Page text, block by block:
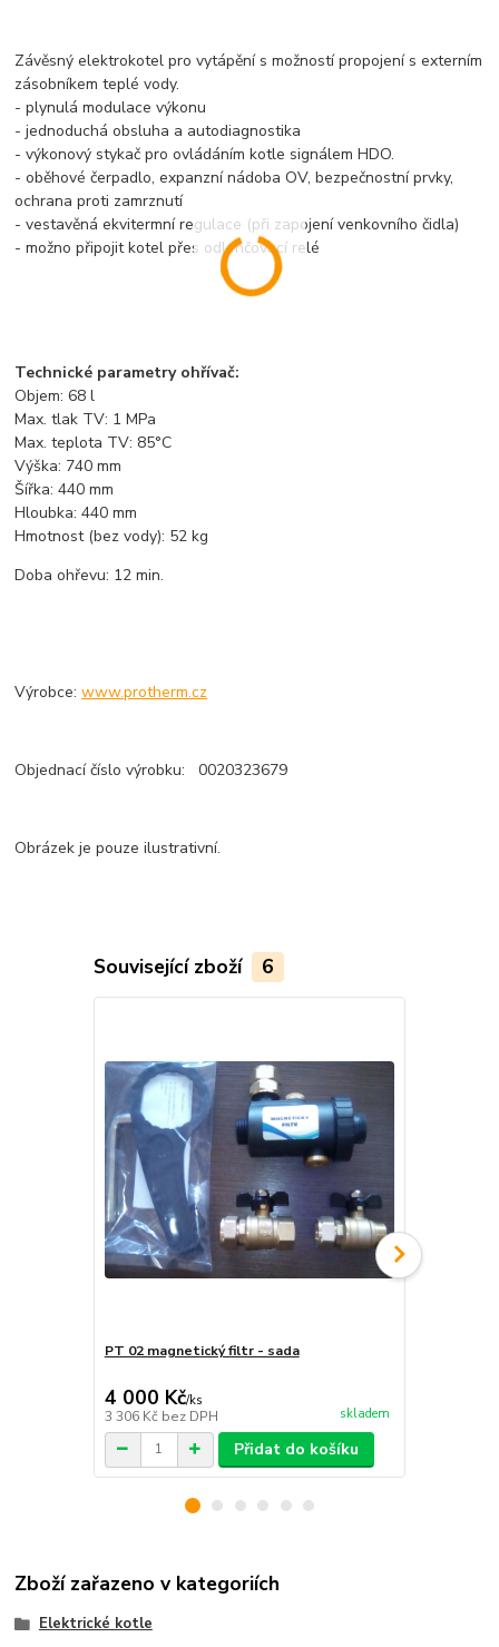
Závěsný elektrokotel pro vytápění s možností propojení s externím
zásobníkem teplé vody.
- plynulá modulace výkonu
- jednoduchá obsluha a autodiagnostika
- výkonový stykač pro ovládáním kotle signálem HDO.
- oběhové čerpadlo, expanzní nádoba OV, bezpečnostní prvky,
ochrana proti zamrznutí
- vestavěná ekvitermní regulace (při zapojení venkovního čidla)
- možno připojit kotel přes odlehčovací relé
Technické parametry ohřívač:
Objem: 68 l
Max. tlak TV: 1 MPa
Max. teplota TV: 85°C
Výška: 740 mm
Šířka: 440 mm
Hloubka: 440 mm
Hmotnost (bez vody): 52 kg
Doba ohřevu: 12 min.
Výrobce:www.protherm.cz
Objednací číslo výrobku: 0020323679
Obrázek je pouze ilustrativní.
Související zboží 6
PT 02 magnetický filtr - sada
4 000 Kč/ks
3 306 Kč bez DPH skladem
Přidat do košíku
Zboží zařazeno v kategoriích
Elektrické kotle